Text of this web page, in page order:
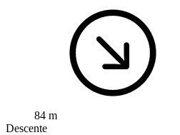
84 m
Descente